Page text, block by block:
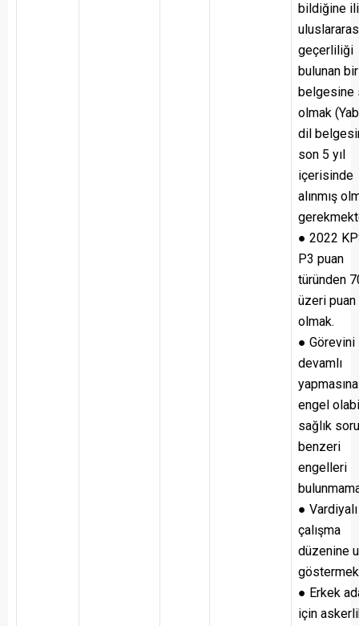
bildiğine
geçerliliği
bulunan
belgesine
olmak
dil
son 5 yıl
içerisinde
alınmış
● 2022
P3 puan
türünden
üzeri puan
olmak.
● Görevini
devamlı
yapmasına
engel
sağlık
benzeri
engelleri
● Vardiyalı
çalışma
düzenine
● Erkek
için